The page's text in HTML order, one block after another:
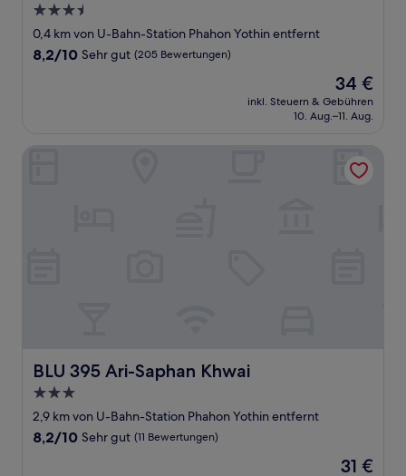
3.5-
Sterne-
Unterkunft
0,4 km von U-Bahn-Station Phahon Yothin entfernt
8.2
Bewertungen)
8,2/10 Sehr gut (205 Bewertungen)
Der
Preis
beträgt
34 €
inkl. Steuern & Gebühren
10. Aug.–11. Aug.
BLU 395 Ari-Saphan Khwai
BLU 395 Ari-Saphan Khwai
3.0-
Sterne-
Unterkunft
2,9 km von U-Bahn-Station Phahon Yothin entfernt
8.2
8,2/10 Sehr gut (11 Bewertungen)
Der
31 €